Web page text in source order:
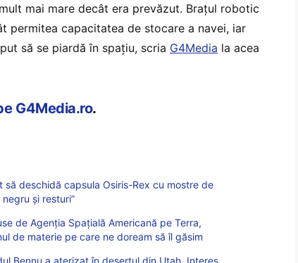
mai mare decât era prevăzut. Brațul robotic
permitea capacitatea de stocare a navei, iar
să se piardă în spațiu, scria G4Media la acea
G4Media.ro.
deschidă capsula Osiris-Rex cu mostre de
și resturi”
de Agenția Spațială Americană pe Terra,
de materie pe care ne doream să îl găsim
Bennu a aterizat în deşertul din Utah. Interes